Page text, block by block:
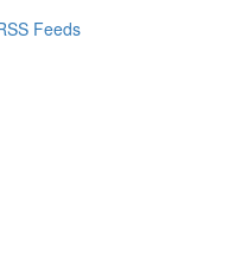
Feeds